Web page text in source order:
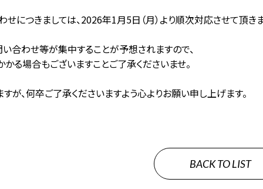
につきましては、2026年1月5日（月）より順次対応させて頂きま
合わせ等が集中することが予想されますので、
る場合もございますことご了承くださいませ。
が、何卒ご了承くださいますよう心よりお願い申し上げます。
BACK TO LIST